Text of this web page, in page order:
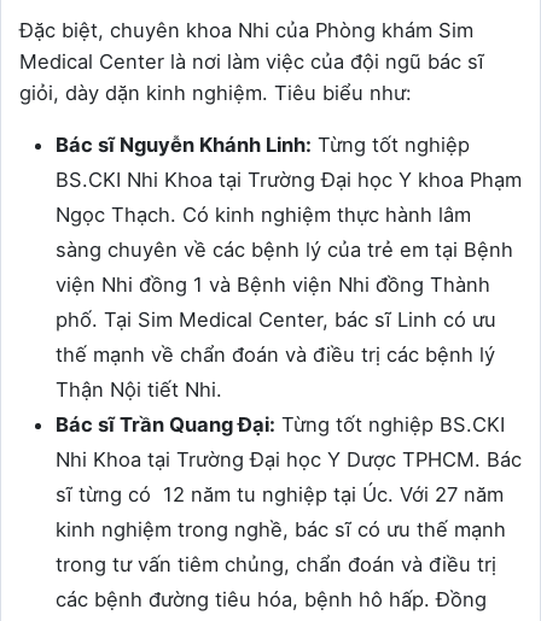
Đặc biệt, chuyên khoa Nhi của Phòng khám Sim
Medical Center là nơi làm việc của đội ngũ bác sĩ
giỏi, dày dặn kinh nghiệm. Tiêu biểu như:
Bác sĩ Nguyễn Khánh Linh: Từng tốt nghiệp
BS.CKI Nhi Khoa tại Trường Đại học Y khoa Phạm
Ngọc Thạch. Có kinh nghiệm thực hành lâm
sàng chuyên về các bệnh lý của trẻ em tại Bệnh
viện Nhi đồng 1 và Bệnh viện Nhi đồng Thành
phố. Tại Sim Medical Center, bác sĩ Linh có ưu
thế mạnh về chẩn đoán và điều trị các bệnh lý
Thận Nội tiết Nhi.
Bác sĩ Trần Quang Đại: Từng tốt nghiệp BS.CKI
Nhi Khoa tại Trường Đại học Y Dược TPHCM. Bác
sĩ từng có 12 năm tu nghiệp tại Úc. Với 27 năm
kinh nghiệm trong nghề, bác sĩ có ưu thế mạnh
trong tư vấn tiêm chủng, chẩn đoán và điều trị
các bệnh đường tiêu hóa, bệnh hô hấp. Đồng